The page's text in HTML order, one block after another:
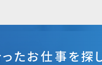
たお仕事を探